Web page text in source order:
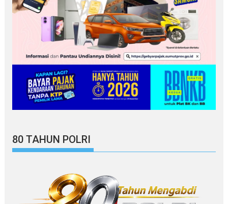
80 TAHUN POLRI